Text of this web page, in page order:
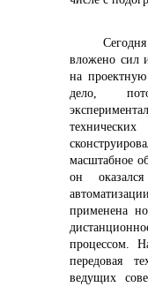
вложено сил
на
дело,
масштабное
он
применена
процессом.
передовая
ведущих